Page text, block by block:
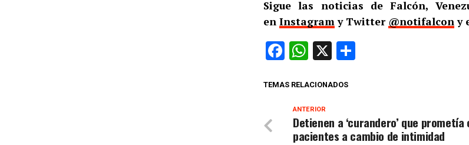
Sigue las noticias de Falcón,
en Instagramy Twitter @notifalcony
Facebook
WhatsApp
X
TEMAS RELACIONADOS
ANTERIOR
Detienen a ‘curandero’ que
pacientes a cambio de intimidad